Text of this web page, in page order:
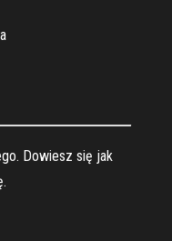
Dowiesz się jak